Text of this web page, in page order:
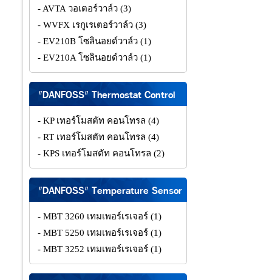
- AVTA วอเตอร์วาล์ว (3)
- WVFX เรกูเรเตอร์วาล์ว (3)
- EV210B โซลินอยด์วาล์ว (1)
- EV210A โซลินอยด์วาล์ว (1)
"DANFOSS" Thermostat Control
- KP เทอร์โมสตัท คอนโทรล (4)
- RT เทอร์โมสตัท คอนโทรล (4)
- KPS เทอร์โมสตัท คอนโทรล (2)
"DANFOSS" Temperature Sensor
- MBT 3260 เทมเพอร์เรเจอร์ (1)
- MBT 5250 เทมเพอร์เรเจอร์ (1)
- MBT 3252 เทมเพอร์เรเจอร์ (1)